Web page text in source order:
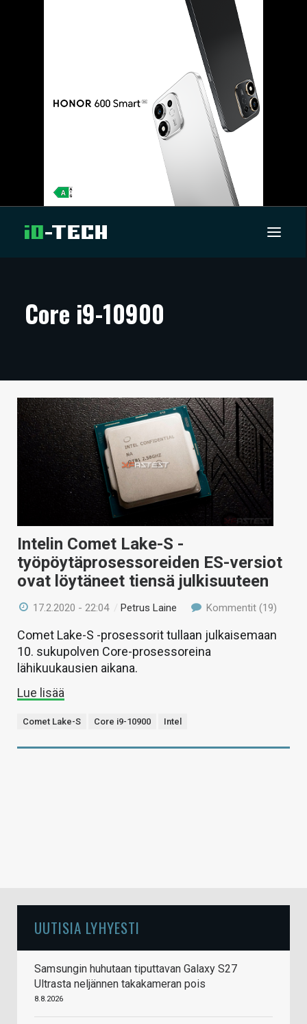
ARTIKKELIT
TECHBBS
TIETOA
HINTA.FI
HAKU
Core i9-10900
Intelin Comet Lake-S -
työpöytäprosessoreiden ES-versiot
ovat löytäneet tiensä julkisuuteen
17.2.2020 - 22:04 /Petrus Laine Kommentit (19)
Comet Lake-S -prosessorit tullaan julkaisemaan
10. sukupolven Core-prosessoreina
lähikuukausien aikana.
Lue lisää
Comet Lake-S Core i9-10900 Intel
UUTISIA LYHYESTI
Samsungin huhutaan tiputtavan Galaxy S27
Ultrasta neljännen takakameran pois
8.8.2026